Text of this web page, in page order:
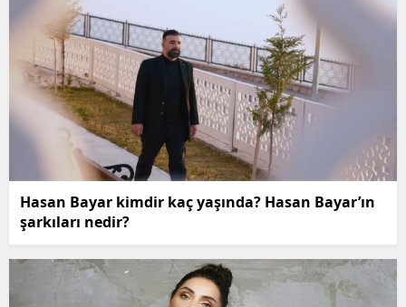
Hasan Bayar kimdir kaç yaşında? Hasan Bayar’ın
şarkıları nedir?